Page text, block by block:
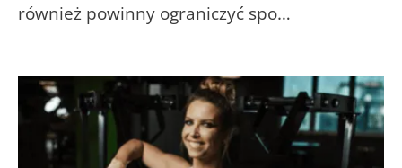
również powinny ograniczyć spo…